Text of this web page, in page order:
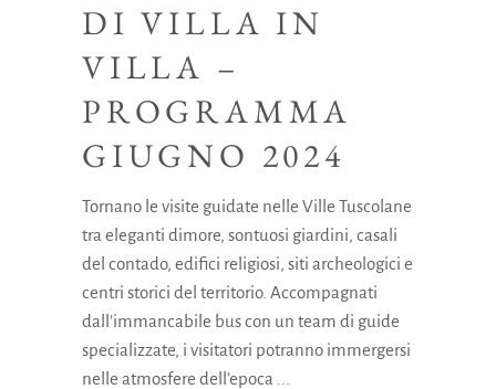
DI VILLA IN
VILLA –
PROGRAMMA
GIUGNO 2024
Tornano le visite guidate nelle Ville Tuscolane
tra eleganti dimore, sontuosi giardini, casali
del contado, edifici religiosi, siti archeologici e
centri storici del territorio. Accompagnati
dall’immancabile bus con un team di guide
specializzate, i visitatori potranno immergersi
nelle atmosfere dell’epoca